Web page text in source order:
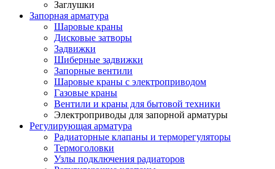
Заглушки
Запорная арматура
Шаровые краны
Дисковые затворы
Задвижки
Шиберные задвижки
Запорные вентили
Шаровые краны с электроприводом
Газовые краны
Вентили и краны для бытовой техники
Электроприводы для запорной арматуры
Регулирующая арматура
Радиаторные клапаны и терморегуляторы
Термоголовки
Узлы подключения радиаторов